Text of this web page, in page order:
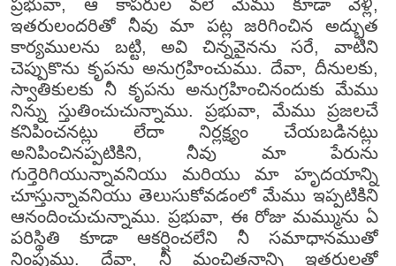
ప్రభువా, ఆ కాపరుల వలె మేము కూడా వెళ్లి,
ఇతరులందరితో నీవు మా పట్ల జరిగించిన అద్భుత
కార్యములను బట్టి, అవి చిన్నవైనను సరే, వాటిని
చెప్పుకొను కృపను అనుగ్రహించుము. దేవా, దీనులకు,
స్వాతికులకు నీ కృపను అనుగ్రహించినందుకు మేము
నిన్ను స్తుతించుచున్నాము. ప్రభువా, మేము ప్రజలచే
కనిపించనట్లు లేదా నిర్లక్ష్యం చేయబడినట్లు
అనిపించినప్పటికిని, నీవు మా పేరును
గుర్తెరిగియున్నావనియు మరియు మా హృదయాన్ని
చూస్తున్నావనియు తెలుసుకోవడంలో మేము ఇప్పటికిని
ఆనందించుచున్నాము. ప్రభువా, ఈ రోజు మమ్మును ఏ
పరిస్థితి కూడా ఆకర్షించలేని నీ సమాధానముతో
నింపుము. దేవా, నీ మంచితనాన్ని ఇతరులతో